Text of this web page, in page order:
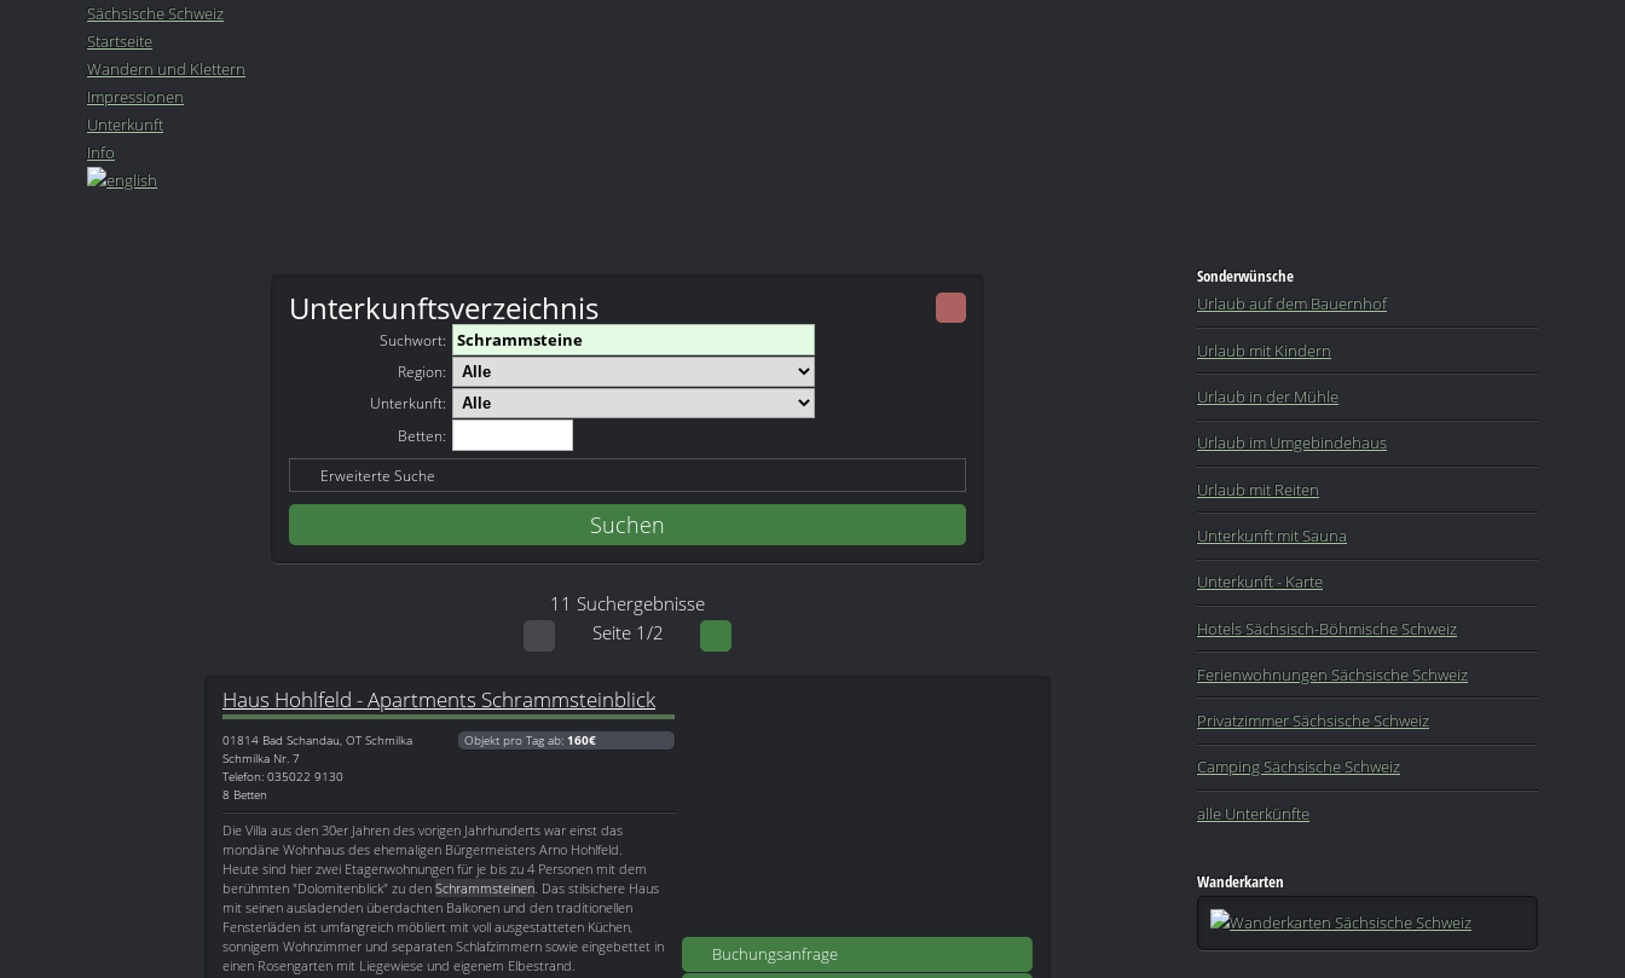
Sächsische Schweiz
Startseite
Wandern und Klettern
Impressionen
Unterkunft
Info
Unterkunftsverzeichnis
Suchwort:
Region:
Unterkunft:
Betten:
Erweiterte Suche
11 Suchergebnisse
Seite 1/2
Buchungsanfrage
Haus Hohlfeld - Apartments Schrammsteinblick
01814 Bad Schandau, OT Schmilka
Schmilka Nr. 7
Telefon: 035022 9130
8 Betten
Objekt pro Tag ab: 160€
Die Villa aus den 30er Jahren des vorigen Jahrhunderts war einst das
mondäne Wohnhaus des ehemaligen Bürgermeisters Arno Hohlfeld.
Heute sind hier zwei Etagenwohnungen für je bis zu 4 Personen mit dem
berühmten "Dolomitenblick" zu den Schrammsteinen. Das stilsichere Haus
mit seinen ausladenden überdachten Balkonen und den traditionellen
Fensterläden ist umfangreich möbliert mit voll ausgestatteten Küchen,
sonnigem Wohnzimmer und separaten Schlafzimmern sowie eingebettet in
einen Rosengarten mit Liegewiese und eigenem Elbestrand.
Sonderwünsche
Urlaub auf dem Bauernhof
Urlaub mit Kindern
Urlaub in der Mühle
Urlaub im Umgebindehaus
Urlaub mit Reiten
Unterkunft mit Sauna
Unterkunft - Karte
Hotels Sächsisch-Böhmische Schweiz
Ferienwohnungen Sächsische Schweiz
Privatzimmer Sächsische Schweiz
Camping Sächsische Schweiz
alle Unterkünfte
Wanderkarten